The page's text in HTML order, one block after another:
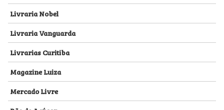
Livraria Nobel
Livraria Vanguarda
Livrarias Curitiba
Magazine Luiza
Mercado Livre